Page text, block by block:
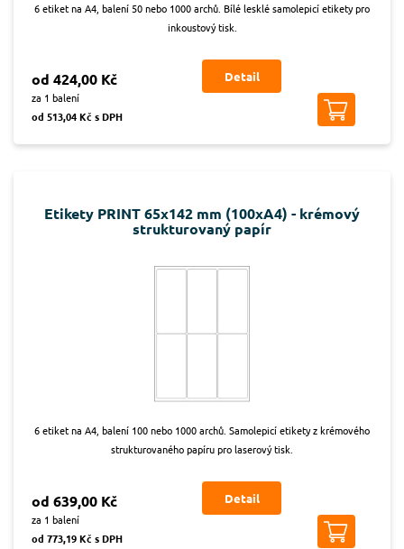
6 etiket na A4, balení 50 nebo 1000 archů. Bílé lesklé samolepicí etikety pro
inkoustový tisk.
od 424,00 Kč
za 1 balení
od 513,04 Kč s DPH
Detail
Etikety PRINT 65x142 mm (100xA4) - krémový
strukturovaný papír
6 etiket na A4, balení 100 nebo 1000 archů. Samolepicí etikety z krémového
strukturovaného papíru pro laserový tisk.
od 639,00 Kč
za 1 balení
od 773,19 Kč s DPH
Detail